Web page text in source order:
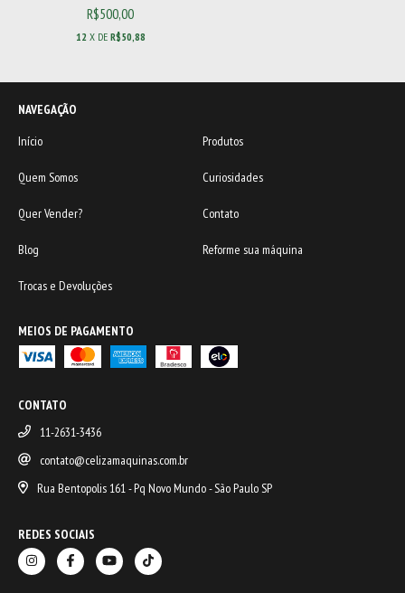
R$500,00
12 X DE R$50,88
NAVEGAÇÃO
Início
Produtos
Quem Somos Curiosidades
Quer Vender? Contato
Blog Reforme sua máquina
Trocas e Devoluções
MEIOS DE PAGAMENTO
CONTATO
11-2631-3436
contato@celizamaquinas.com.br
Rua Bentopolis 161 - Pq Novo Mundo - São Paulo SP
REDES SOCIAIS